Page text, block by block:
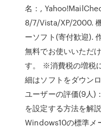
名：,
8/7/Vista/XP/2000.
ーソフト(寄付歓迎).
無料でお使いいただ
す。 ※消費税の増税
細はソフトをダウン
ユーザーの評価(9人)
を設定する方法を解
Windows10の標準メ